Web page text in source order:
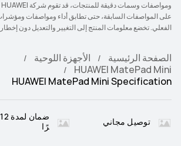
على المواصفات السابقة، حتى تطابق أداء ومواصفات
الفعلي. تخضع معلومات المنتج إلى التغيير والتعديل دون
الصفحة الرئيسية
الأجهزة اللوحية
HUAWEI MatePad Mini
HUAWEI MatePad Mini Specification
توصيل مجاني
رًا